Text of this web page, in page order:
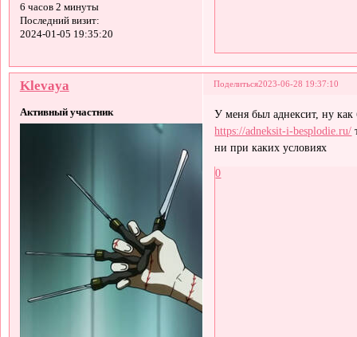
6 часов 2 минуты
Последний визит:
2024-01-05 19:35:20
Поделиться2023-06-28 19:37:10
Klevaya
Активный участник
У меня был аднексит, ну
https://adneksit-i-besplodie.ru/
ни при каких условиях
0